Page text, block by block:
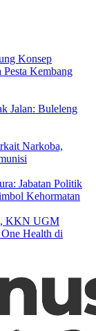
Konsep
Kembang
Jalan: Buleleng
Narkoba,
Jabatan Politik
Kehormatan
KKN UGM
Health di